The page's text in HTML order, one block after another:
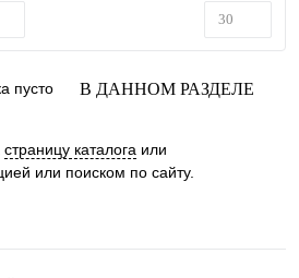
30
В ДАННОМ РАЗДЕЛЕ
страницу каталога или
или поиском по сайту.